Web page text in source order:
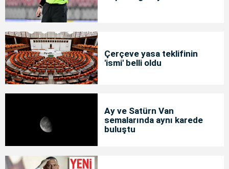
Çerçeve yasa teklifinin
'ismi' belli oldu
Ay ve Satürn Van
semalarında aynı karede
buluştu